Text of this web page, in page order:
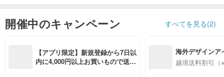
開催中のキャンペーン すべてを見る(2)
【アプリ限定】新規登録から7日以
内に4,000円以上お買いもので送料
海外デザインア
入
越境送料割引（